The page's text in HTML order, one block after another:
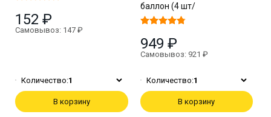
152 ₽
Самовывоз: 147 ₽
Количество:1
В корзину
баллон (4 шт/
949 ₽
Самовывоз: 921 ₽
Количество:1
В корзину